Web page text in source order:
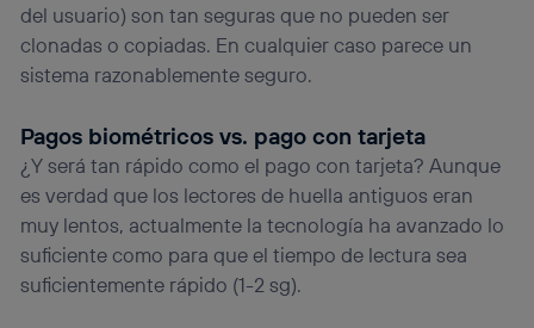
del usuario) son tan seguras que no pueden ser
clonadas o copiadas. En cualquier caso parece un
sistema razonablemente seguro.
Pagos biométricos vs. pago con tarjeta
¿Y será tan rápido como el pago con tarjeta? Aunque
es verdad que los lectores de huella antiguos eran
muy lentos, actualmente la tecnología ha avanzado lo
suficiente como para que el tiempo de lectura sea
suficientemente rápido (1-2 sg).